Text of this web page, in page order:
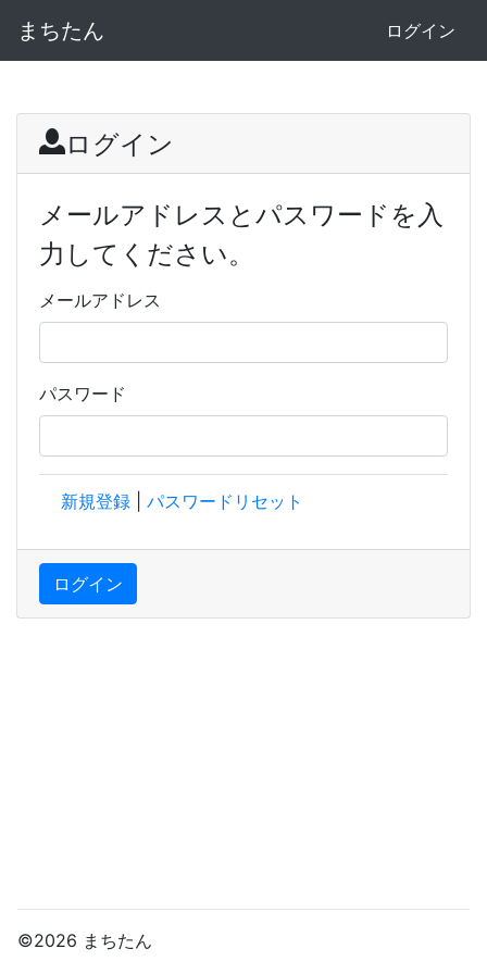
まちたん ログイン
ログイン
メールアドレスとパスワードを入
力してください。
メールアドレス
パスワード
新規登録 パスワードリセット
ログイン
©2026 まちたん